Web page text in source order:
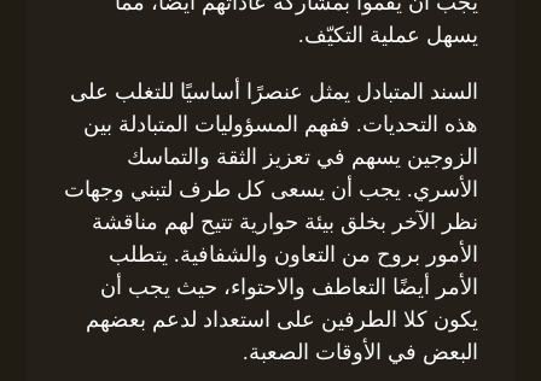
يسهل عملية التكيّف.
السند المتبادل يمثل عنصرًا أساسيًا للتغلب على
هذه التحديات. ففهم المسؤوليات المتبادلة بين
الزوجين يسهم في تعزيز الثقة والتماسك
الأسري. يجب أن يسعى كل طرف لتبني وجهات
نظر الآخر بخلق بيئة حوارية تتيح لهم مناقشة
الأمور بروح من التعاون والشفافية. يتطلب
الأمر أيضًا التعاطف والاحتواء، حيث يجب أن
يكون كلا الطرفين على استعداد لدعم بعضهم
البعض في الأوقات الصعبة.